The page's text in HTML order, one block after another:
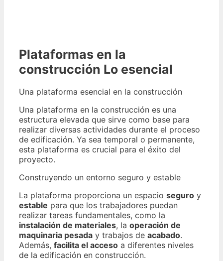
Plataformas en la
construcción Lo esencial
Una plataforma esencial en la construcción
Una plataforma en la construcción es una
estructura elevada que sirve como base para
realizar diversas actividades durante el proceso
de edificación. Ya sea temporal o permanente,
esta plataforma es crucial para el éxito del
proyecto.
Construyendo un entorno seguro y estable
La plataforma proporciona un espacio seguro y
estable para que los trabajadores puedan
realizar tareas fundamentales, como la
instalación de materiales, la operación de
maquinaria pesada y trabajos de acabado.
Además, facilita el acceso a diferentes niveles
de la edificación en construcción.